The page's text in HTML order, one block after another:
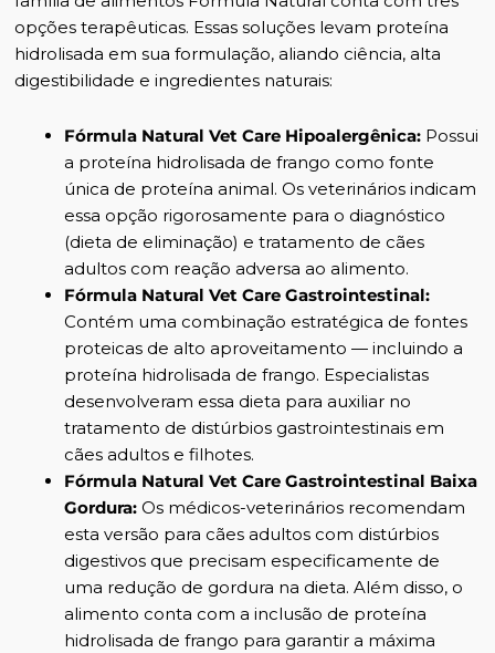
opções terapêuticas. Essas soluções levam proteína
hidrolisada em sua formulação, aliando ciência, alta
digestibilidade e ingredientes naturais:
Fórmula Natural Vet Care Hipoalergênica: Possui
a proteína hidrolisada de frango como fonte
única de proteína animal. Os veterinários indicam
essa opção rigorosamente para o diagnóstico
(dieta de eliminação) e tratamento de cães
adultos com reação adversa ao alimento.
Fórmula Natural Vet Care Gastrointestinal:
Contém uma combinação estratégica de fontes
proteicas de alto aproveitamento — incluindo a
proteína hidrolisada de frango. Especialistas
desenvolveram essa dieta para auxiliar no
tratamento de distúrbios gastrointestinais em
cães adultos e filhotes.
Fórmula Natural Vet Care Gastrointestinal Baixa
Gordura: Os médicos-veterinários recomendam
esta versão para cães adultos com distúrbios
digestivos que precisam especificamente de
uma redução de gordura na dieta. Além disso, o
alimento conta com a inclusão de proteína
hidrolisada de frango para garantir a máxima